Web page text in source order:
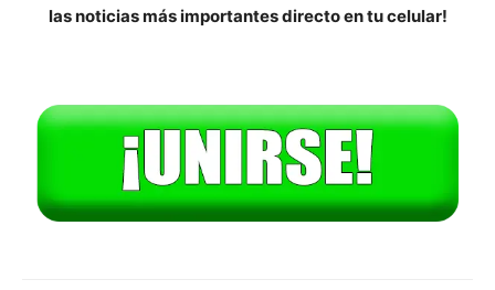
las noticias más importantes directo en tu celular!